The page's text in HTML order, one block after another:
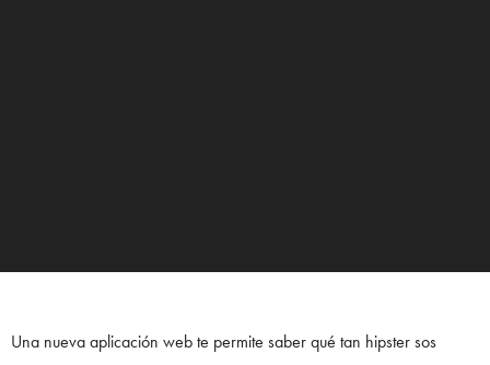
Una nueva aplicación web te permite saber qué tan hipster sos